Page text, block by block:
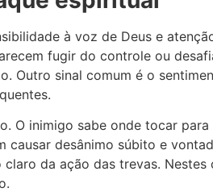
à voz de Deus e
fugir do controle ou
Outro sinal comum é o
O inimigo sabe onde tocar
causar desânimo súbito e
da ação das trevas.